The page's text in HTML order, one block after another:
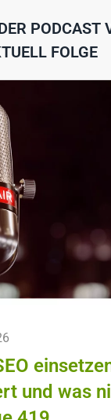
PODCAST
FOLGE
und was